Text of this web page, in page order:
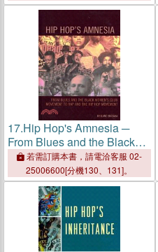
17.Hip Hop's Amnesia ─
From Blues and the Black
Women's Club Movement to
Rap and the Hip Hop
Movement
若需訂購本書，請電洽客服 02-
25006600[分機130、131]。